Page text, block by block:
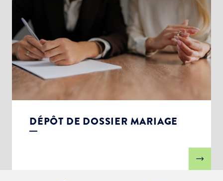
DÉPÔT DE DOSSIER MARIAGE